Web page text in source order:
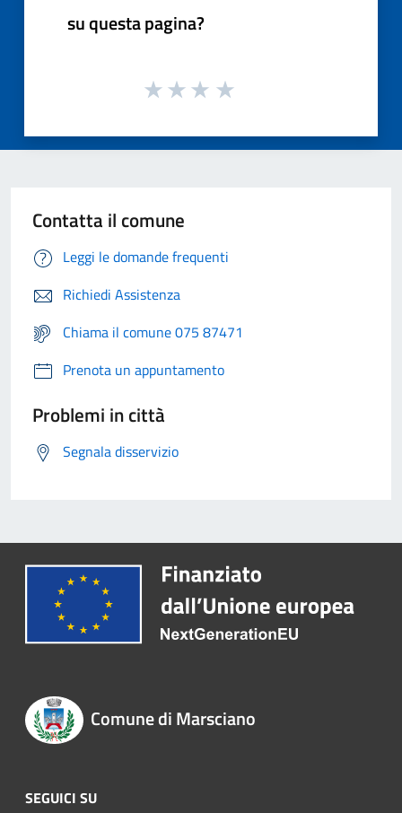
su questa pagina?
Contatta il comune
Leggi le domande frequenti
Richiedi Assistenza
Chiama il comune 075 87471
Prenota un appuntamento
Problemi in città
Segnala disservizio
Comune di Marsciano
SEGUICI SU